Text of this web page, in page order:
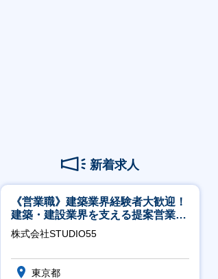
新着求人
《営業職》建築業界経験者大歓迎！
建築・建設業界を支える提案営業職
│年休125日◎フレックス
株式会社STUDIO55
東京都